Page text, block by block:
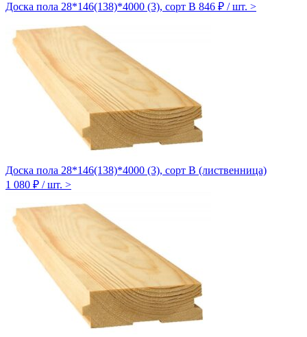
Доска пола 28*146(138)*4000 (3), сорт B 846 ₽ / шт. >
Доска пола 28*146(138)*4000 (3), сорт В (лиственница)
1 080 ₽ / шт. >